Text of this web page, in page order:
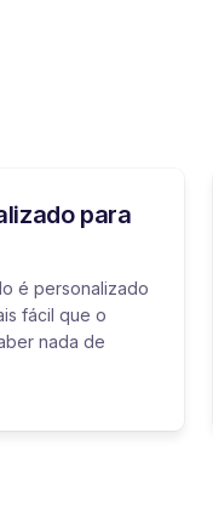
para
é personalizado
fácil que o
nada de